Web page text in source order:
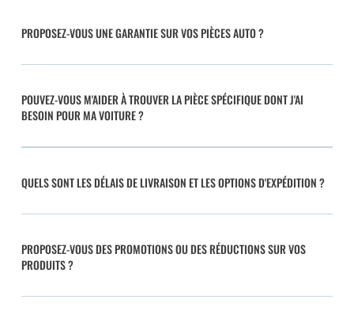
PROPOSEZ-VOUS UNE GARANTIE SUR VOS PIÈCES AUTO ?
POUVEZ-VOUS M'AIDER À TROUVER LA PIÈCE SPÉCIFIQUE DONT J'AI
BESOIN POUR MA VOITURE ?
QUELS SONT LES DÉLAIS DE LIVRAISON ET LES OPTIONS D'EXPÉDITION ?
PROPOSEZ-VOUS DES PROMOTIONS OU DES RÉDUCTIONS SUR VOS
PRODUITS ?